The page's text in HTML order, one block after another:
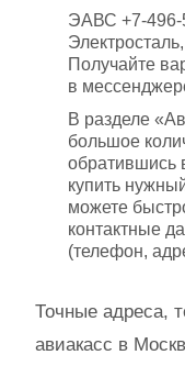
ЭАВС +7-496-
Получайте
в
В разделе
большое
обратившись
купить
можете
контактные
(телефон,
Точные адреса,
авиакасс в